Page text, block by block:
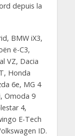
depuis la
BMW iX3,
ë-C3,
VZ, Dacia
Honda
6e, MG 4
Omoda 9
4,
E-Tech
ID.